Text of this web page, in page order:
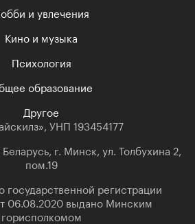
и увлечения
Кино и музыка
Психология
образование
Другое
УНП 193454177
г. Минск, ул. Толбухина 2,
пом.19
государственной регистрации
06.08.2020 выдано Минским
горисполкомом